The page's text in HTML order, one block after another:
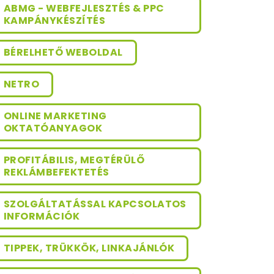
ABMG - WEBFEJLESZTÉS & PPC
KAMPÁNYKÉSZÍTÉS
BÉRELHETŐ WEBOLDAL
NETRO
ONLINE MARKETING
OKTATÓANYAGOK
PROFITÁBILIS, MEGTÉRÜLŐ
REKLÁMBEFEKTETÉS
SZOLGÁLTATÁSSAL KAPCSOLATOS
INFORMÁCIÓK
TIPPEK, TRÜKKÖK, LINKAJÁNLÓK